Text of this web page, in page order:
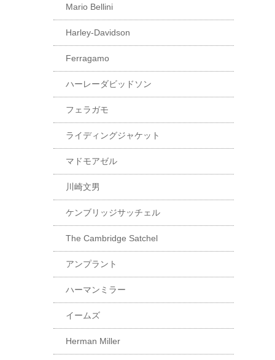
Mario Bellini
Harley-Davidson
Ferragamo
ハーレーダビッドソン
フェラガモ
ライディングジャケット
マドモアゼル
川崎文男
ケンブリッジサッチェル
The Cambridge Satchel
アンプラント
ハーマンミラー
イームズ
Herman Miller